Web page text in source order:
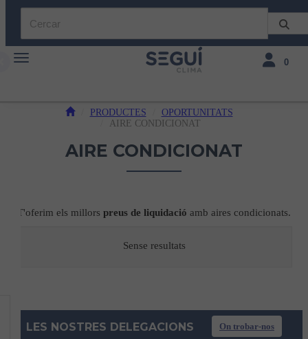
Toggle navigation Toggle
0
PRODUCTES
OPORTUNITATS
AIRE CONDICIONAT
AIRE CONDICIONAT
T'oferim els millors preus de liquidació amb aires condicionats.
Sense resultats
LES NOSTRES DELEGACIONS On trobar-nos